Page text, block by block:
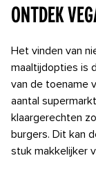
Ontdek
Het vinden van
maaltijdopties is
van de toename
aantal
klaargerechten
burgers. Dit kan
stuk makkelijker